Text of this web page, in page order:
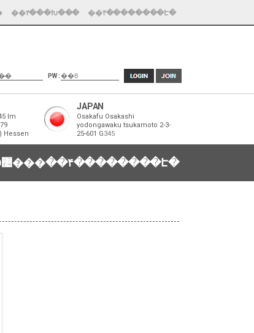
��۴���Խ��� ��۴��������Է�
PW :
Im
Hessen
JAPAN
Osakafu Osakashi
yodongawaku tsukamoto 2-3-
25-601 G345
�������θ޴�����۴��������Է�